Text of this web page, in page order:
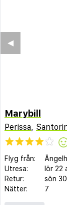
◀︎
Marybill
Perissa,
Flyg från:
Utresa:
lör 22
Retur:
sön
Nätter:
7